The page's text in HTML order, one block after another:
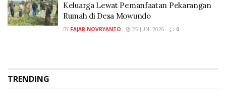
Keluarga Lewat Pemanfaatan Pekarangan
Rumah di Desa Mowundo
BY FAJAR NOVRYANTO 25 JUNI 2026 0
TRENDING